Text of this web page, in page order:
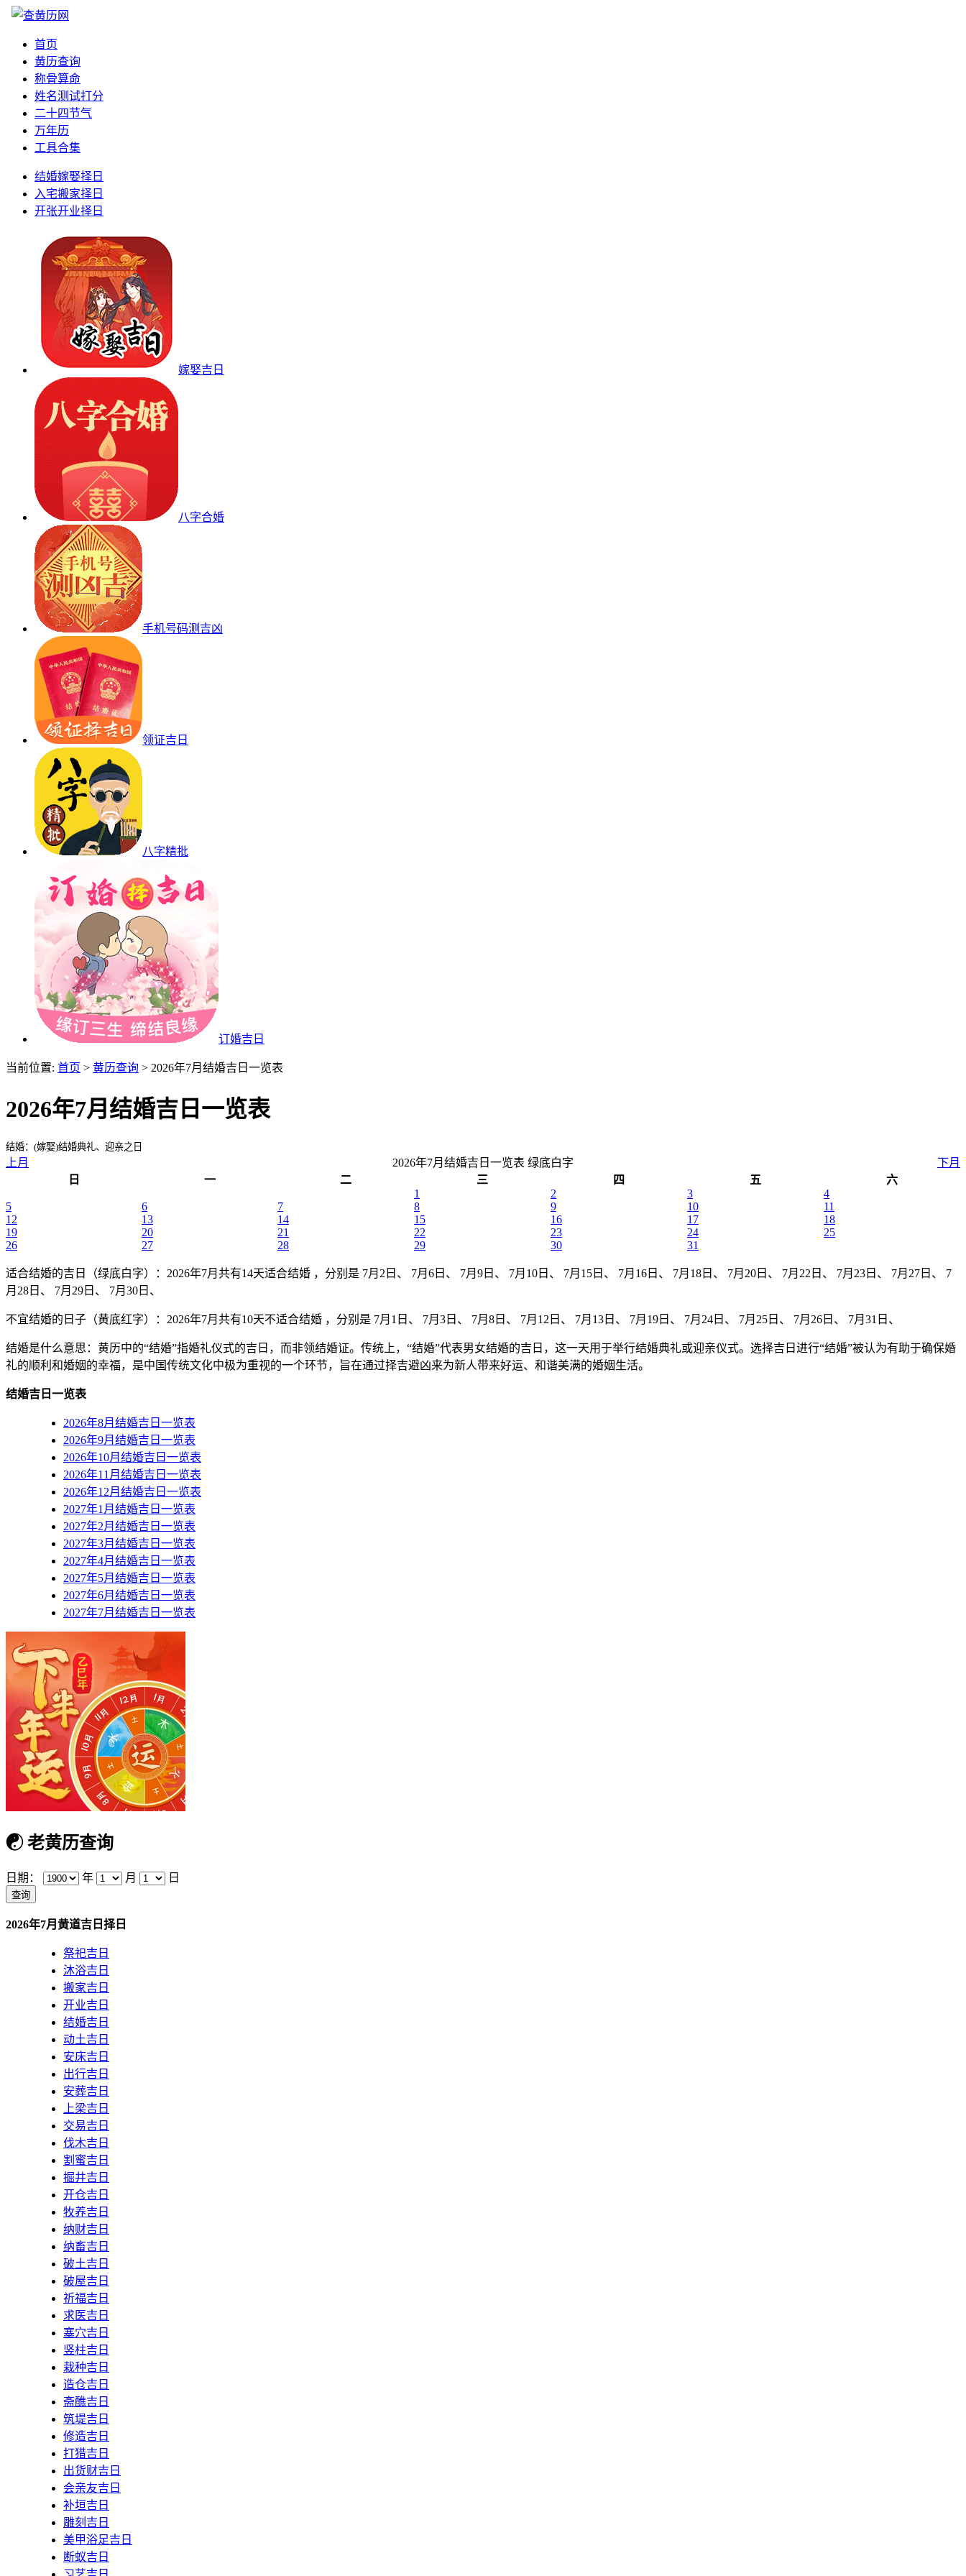
首页
黄历查询
称骨算命
姓名测试打分
二十四节气
万年历
工具合集
结婚嫁娶择日
入宅搬家择日
开张开业择日
嫁娶吉日
八字合婚
手机号码测吉凶
领证吉日
八字精批
订婚吉日
当前位置: 首页 > 黄历查询 > 2026年7月结婚吉日一览表
2026年7月结婚吉日一览表
结婚：(嫁娶)结婚典礼、迎亲之日
上月 2026年7月结婚吉日一览表 绿底白字
下月
日
一 二 三 四 五
六
1
2 3
4
5
6 7 8 9 10
11
12
13 14 15 16 17
18
19
20 21 22 23 24
25
26
27 28 29 30 31
适合结婚的吉日（绿底白字）
：2026年7月共有14天适合结婚 ，分别是 7月2日、 7月6日、 7月9日、 7月10日、 7月15日、 7月16日、 7月18日、 7月20日、 7月22日、 7月23日、 7月27日、 7
月28日、 7月29日、 7月30日、
不宜结婚的日子（黄底红字） ：2026年7月共有10天不适合结婚 ，分别是 7月1日、 7月3日、 7月8日、 7月12日、 7月13日、 7月19日、 7月24日、 7月25日、 7月26日、 7月31日、
结婚是什么意思：黄历中的“结婚”指婚礼仪式的吉日，而非领结婚证。传统上，“结婚”代表男女结婚的吉日，这一天用于举行结婚典礼或迎亲仪式。选择吉日进行“结婚”被认为有助于确保婚
礼的顺利和婚姻的幸福，是中国传统文化中极为重视的一个环节，旨在通过择吉避凶来为新人带来好运、和谐美满的婚姻生活。
结婚吉日一览表
2026年8月结婚吉日一览表
2026年9月结婚吉日一览表
2026年10月结婚吉日一览表
2026年11月结婚吉日一览表
2026年12月结婚吉日一览表
2027年1月结婚吉日一览表
2027年2月结婚吉日一览表
2027年3月结婚吉日一览表
2027年4月结婚吉日一览表
2027年5月结婚吉日一览表
2027年6月结婚吉日一览表
2027年7月结婚吉日一览表
☯老黄历查询
日期： 年 月 日
2026年7月黄道吉日择日
祭祀吉日
沐浴吉日
搬家吉日
开业吉日
结婚吉日
动土吉日
安床吉日
出行吉日
安葬吉日
上梁吉日
交易吉日
伐木吉日
割蜜吉日
掘井吉日
开仓吉日
牧养吉日
纳财吉日
纳畜吉日
破土吉日
破屋吉日
祈福吉日
求医吉日
塞穴吉日
竖柱吉日
栽种吉日
造仓吉日
斋醮吉日
筑堤吉日
修造吉日
打猎吉日
出货财吉日
会亲友吉日
补垣吉日
雕刻吉日
美甲浴足吉日
断蚁吉日